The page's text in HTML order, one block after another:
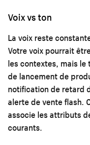
Voix vs ton
La voix reste
Votre voix pourrait
les contextes, mais le
de lancement de
notification de retard
alerte de vente flash.
associe les attributs
courants.